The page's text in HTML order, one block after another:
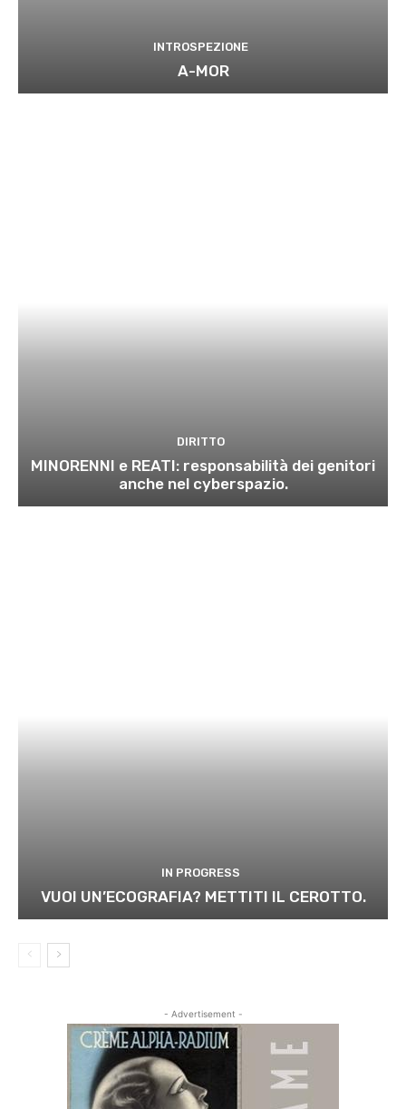
INTROSPEZIONE
A-MOR
DIRITTO
MINORENNI e REATI: responsabilità dei genitori
anche nel cyberspazio.
IN PROGRESS
VUOI UN’ECOGRAFIA? METTITI IL CEROTTO.
- Advertisement -